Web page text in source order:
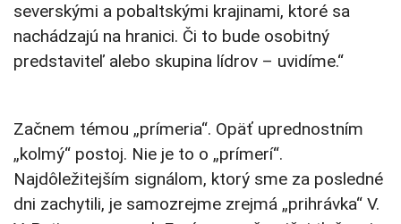
severskými a pobaltskými krajinami, ktoré sa
nachádzajú na hranici. Či to bude osobitný
predstaviteľ alebo skupina lídrov – uvidíme.“
Začnem témou „prímeria“. Opäť uprednostním
„kolmý“ postoj. Nie je to o „prímerí“.
Najdôležitejším signálom, ktorý sme za posledné
dni zachytili, je samozrejme zrejmá „prihrávka“ V.